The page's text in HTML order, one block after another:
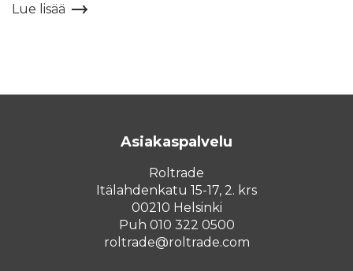
Lue lisää
Asiakaspalvelu
Roltrade
Itälahdenkatu 15-17, 2. krs
00210 Helsinki
Puh 010 322 0500
roltrade@roltrade.com